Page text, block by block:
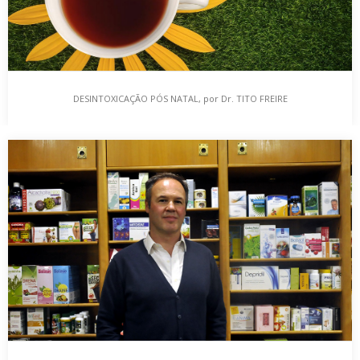
DESINTOXICAÇÃO PÓS NATAL, por Dr. TITO FREIRE
Neste artigo, iremos abordar alguns elementos cuja sua toma
faz todo o sentido após os excessos…
DESINTOXICAÇÃO PÓS NATAL, por Dr. TITO FREIRE